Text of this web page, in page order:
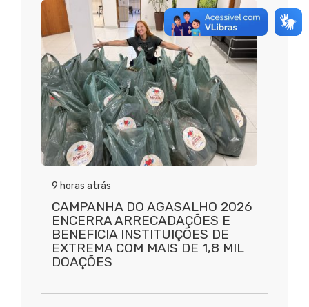
9 horas atrás
CAMPANHA DO AGASALHO 2026
ENCERRA ARRECADAÇÕES E
BENEFICIA INSTITUIÇÕES DE
EXTREMA COM MAIS DE 1,8 MIL
DOAÇÕES